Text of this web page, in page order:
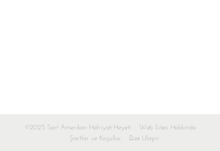
©2025 Sart Amerikan Hafriyat Heyeti
Web Sitesi Hakkında
Şartlar ve Koşullar
Bize Ulaşın